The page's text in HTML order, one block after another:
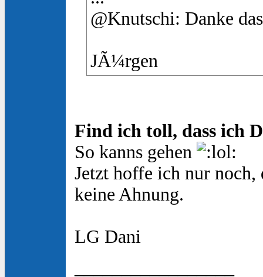
@Knutschi: Danke
JÃ¼rgen
Find ich toll, dass ich
So kanns gehen
Jetzt hoffe ich nur
keine Ahnung.
LG Dani